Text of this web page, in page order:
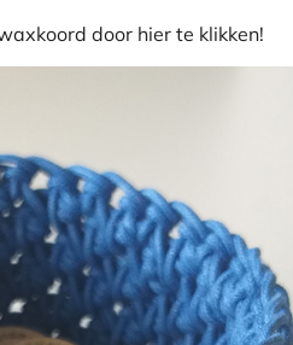
door hier te klikken!